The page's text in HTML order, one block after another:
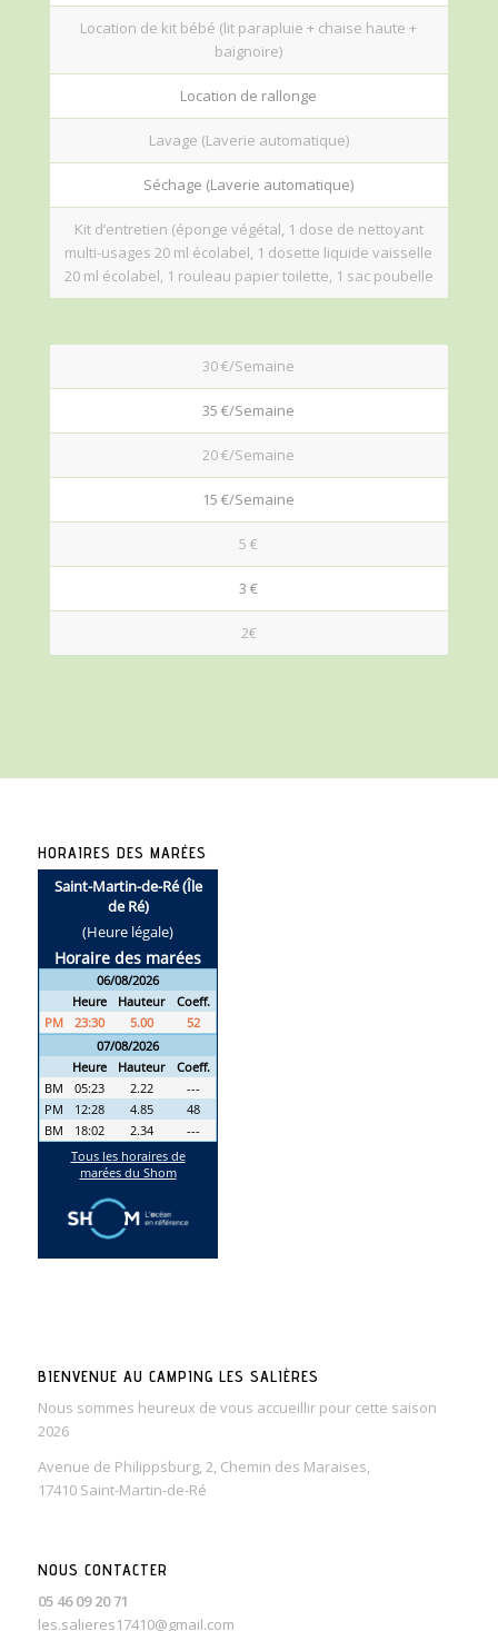
Location de kit bébé (lit parapluie + chaise haute +
baignoire)
Location de rallonge
Lavage (Laverie automatique)
Séchage (Laverie automatique)
Kit d’entretien (éponge végétal, 1 dose de nettoyant
multi-usages 20 ml écolabel, 1 dosette liquide vaisselle
20 ml écolabel, 1 rouleau papier toilette, 1 sac poubelle
30 €/Semaine
35 €/Semaine
20 €/Semaine
15 €/Semaine
5 €
3 €
2€
HORAIRES DES MARÉES
BIENVENUE AU CAMPING LES SALIÈRES
Nous sommes heureux de vous accueillir pour cette saison
2026
Avenue de Philippsburg, 2, Chemin des Maraises,
17410 Saint-Martin-de-Ré
NOUS CONTACTER
05 46 09 20 71
les.salieres17410@gmail.com